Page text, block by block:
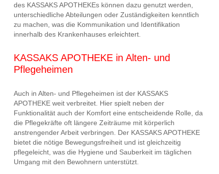
des KASSAKS APOTHEKEs können dazu genutzt werden,
unterschiedliche Abteilungen oder Zuständigkeiten kenntlich
zu machen, was die Kommunikation und Identifikation
innerhalb des Krankenhauses erleichtert.
KASSAKS APOTHEKE in Alten- und
Pflegeheimen
Auch in Alten- und Pflegeheimen ist der KASSAKS
APOTHEKE weit verbreitet. Hier spielt neben der
Funktionalität auch der Komfort eine entscheidende Rolle, da
die Pflegekräfte oft längere Zeiträume mit körperlich
anstrengender Arbeit verbringen. Der KASSAKS APOTHEKE
bietet die nötige Bewegungsfreiheit und ist gleichzeitig
pflegeleicht, was die Hygiene und Sauberkeit im täglichen
Umgang mit den Bewohnern unterstützt.